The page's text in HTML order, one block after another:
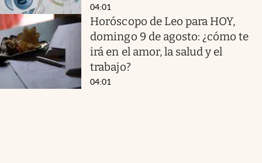
04:01
Horóscopo de Leo para HOY,
domingo 9 de agosto: ¿cómo te
irá en el amor, la salud y el
trabajo?
04:01